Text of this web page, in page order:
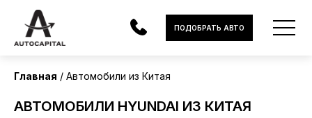
ПОДОБРАТЬ АВТО
Главная Автомобили из Китая
АВТОМОБИЛИ HYUNDAI ИЗ КИТАЯ
Страна поставки